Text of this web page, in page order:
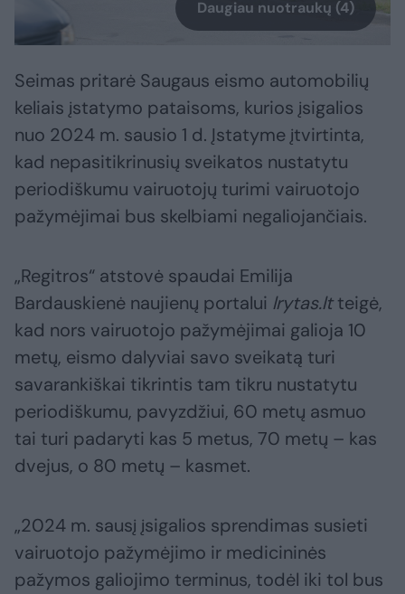
Daugiau nuotraukų (4)
Seimas pritarė Saugaus eismo automobilių
keliais įstatymo pataisoms, kurios įsigalios
nuo 2024 m. sausio 1 d. Įstatyme įtvirtinta,
kad nepasitikrinusių sveikatos nustatytu
periodiškumu vairuotojų turimi vairuotojo
pažymėjimai bus skelbiami negaliojančiais.
„Regitros“ atstovė spaudai Emilija
Bardauskienė naujienų portalui lrytas.ltteigė,
kad nors vairuotojo pažymėjimai galioja 10
metų, eismo dalyviai savo sveikatą turi
savarankiškai tikrintis tam tikru nustatytu
periodiškumu, pavyzdžiui, 60 metų asmuo
tai turi padaryti kas 5 metus, 70 metų – kas
dvejus, o 80 metų – kasmet.
„2024 m. sausį įsigalios sprendimas susieti
vairuotojo pažymėjimo ir medicininės
pažymos galiojimo terminus, todėl iki tol bus